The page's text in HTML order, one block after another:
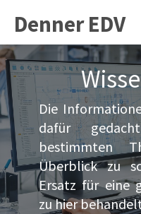
Denner EDV
Die
dafür
bestimmten
Überblick zu
Ersatz für eine
zu hier